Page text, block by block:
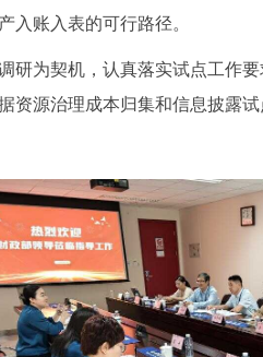
入账入表的可行路径。
研为契机，认真落实试点工作
资源治理成本归集和信息披露试